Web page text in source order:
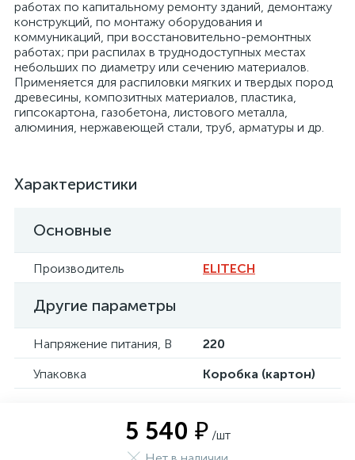
работах по капитальному ремонту зданий, демонтажу
конструкций, по монтажу оборудования и
коммуникаций, при восстановительно-ремонтных
работах; при распилах в труднодоступных местах
небольших по диаметру или сечению материалов.
Применяется для распиловки мягких и твердых пород
древесины, композитных материалов, пластика,
гипсокартона, газобетона, листового металла,
алюминия, нержавеющей стали, труб, арматуры и др.
Характеристики
Основные
Производитель ELITECH
Другие параметры
Напряжение питания, В
220
Упаковка
Коробка (картон)
5 540 ₽ /шт